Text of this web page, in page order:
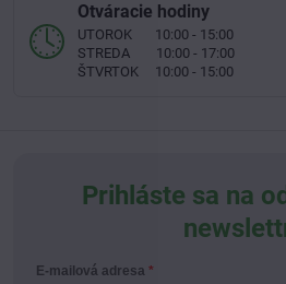
Otváracie hodiny
UTOROK 10:00 - 15:00
STREDA 10:00 - 17:00
ŠTVRTOK 10:00 - 15:00
Prihláste sa na
E-mailová adresa